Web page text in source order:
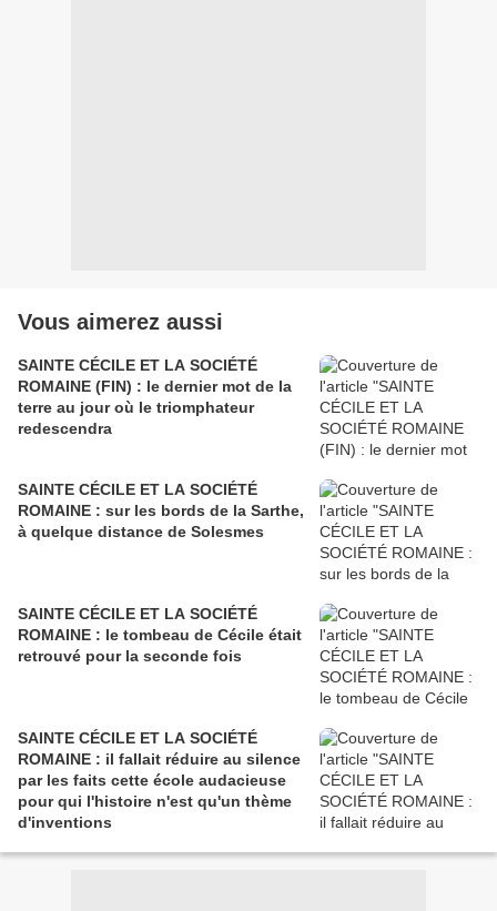
Vous aimerez aussi
SAINTE CÉCILE ET LA SOCIÉTÉ
ROMAINE (FIN) : le dernier mot de la
terre au jour où le triomphateur
redescendra
SAINTE CÉCILE ET LA SOCIÉTÉ
ROMAINE : sur les bords de la Sarthe,
à quelque distance de Solesmes
SAINTE CÉCILE ET LA SOCIÉTÉ
ROMAINE : le tombeau de Cécile était
retrouvé pour la seconde fois
SAINTE CÉCILE ET LA SOCIÉTÉ
ROMAINE : il fallait réduire au silence
par les faits cette école audacieuse
pour qui l'histoire n'est qu'un thème
d'inventions